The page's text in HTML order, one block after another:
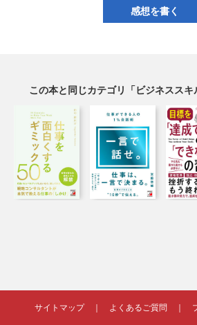
感想を書く
この本と同じカテゴリ「ビジネスス
サイトマップ｜ よくあるご質問